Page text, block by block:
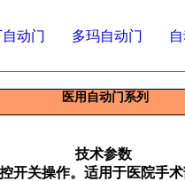
动门 多玛自动门
医用自动门系列
技术参数
开关操作。适用于医院手